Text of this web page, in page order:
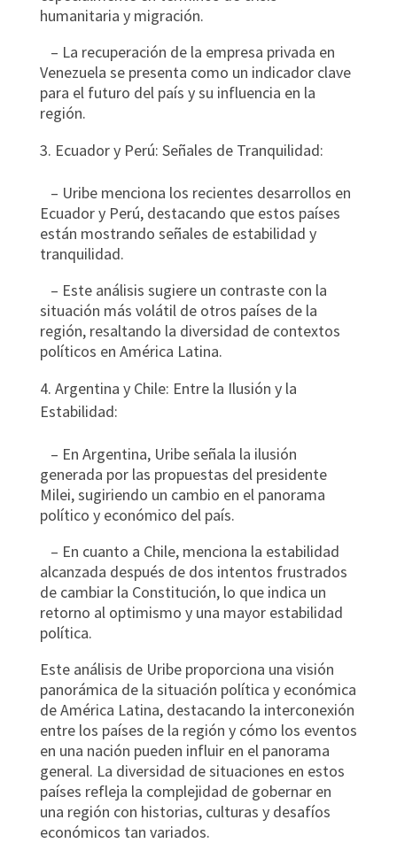
humanitaria y migración.
– La recuperación de la empresa privada en
Venezuela se presenta como un indicador clave
para el futuro del país y su influencia en la
región.
Ecuador y Perú: Señales de Tranquilidad:
– Uribe menciona los recientes desarrollos en
Ecuador y Perú, destacando que estos países
están mostrando señales de estabilidad y
tranquilidad.
– Este análisis sugiere un contraste con la
situación más volátil de otros países de la
región, resaltando la diversidad de contextos
políticos en América Latina.
Argentina y Chile: Entre la Ilusión y la
Estabilidad:
– En Argentina, Uribe señala la ilusión
generada por las propuestas del presidente
Milei, sugiriendo un cambio en el panorama
político y económico del país.
– En cuanto a Chile, menciona la estabilidad
alcanzada después de dos intentos frustrados
de cambiar la Constitución, lo que indica un
retorno al optimismo y una mayor estabilidad
política.
Este análisis de Uribe proporciona una visión
panorámica de la situación política y económica
de América Latina, destacando la interconexión
entre los países de la región y cómo los eventos
en una nación pueden influir en el panorama
general. La diversidad de situaciones en estos
países refleja la complejidad de gobernar en
una región con historias, culturas y desafíos
económicos tan variados.